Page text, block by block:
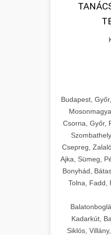
Budapest,
Csorna, Győr,
Csepreg,
Ajka, Sümeg,
Bonyhád,
Tolna, Fadd,
Kadarkút,
Siklós,